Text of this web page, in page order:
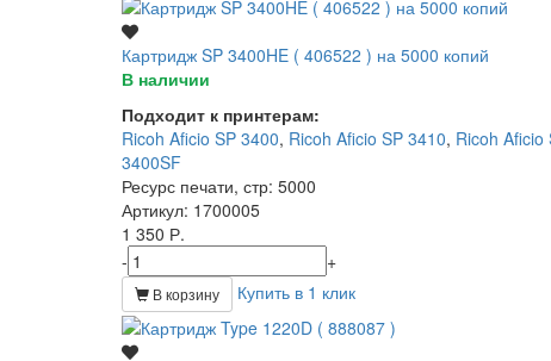
Картридж SP 3400HE ( 406522 ) на 5000 копий
В наличии
Подходит к принтерам:
Ricoh Aficio SP 3400, Ricoh Aficio SP 3410, Ricoh Aficio
3400SF
Ресурс печати, стр: 5000
Артикул: 1700005
1 350 Р.
-
+
В корзину Купить в 1 клик